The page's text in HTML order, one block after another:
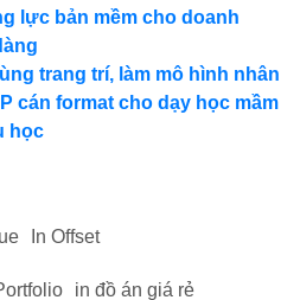
lực bản mềm cho doanh
trang trí, làm mô hình nhân
cán format cho dạy học mầm
học
In Offset
in đồ án giá rẻ